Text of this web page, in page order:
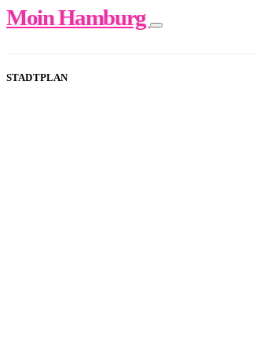
Moin Hamburg
STADTPLAN